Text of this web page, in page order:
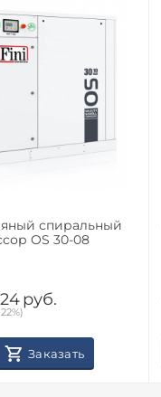
спиральный
OS 30-08
руб.
Заказать